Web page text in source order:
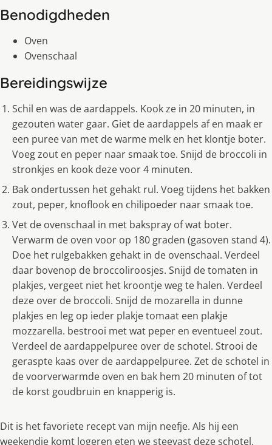
Benodigdheden
Oven
Ovenschaal
Bereidingswijze
Schil en was de aardappels. Kook ze in 20 minuten, in
gezouten water gaar. Giet de aardappels af en maak er
een puree van met de warme melk en het klontje boter.
Voeg zout en peper naar smaak toe. Snijd de broccoli in
stronkjes en kook deze voor 4 minuten.
Bak ondertussen het gehakt rul. Voeg tijdens het bakken
zout, peper, knoflook en chilipoeder naar smaak toe.
Vet de ovenschaal in met bakspray of wat boter.
Verwarm de oven voor op 180 graden (gasoven stand 4).
Doe het rulgebakken gehakt in de ovenschaal. Verdeel
daar bovenop de broccoliroosjes. Snijd de tomaten in
plakjes, vergeet niet het kroontje weg te halen. Verdeel
deze over de broccoli. Snijd de mozarella in dunne
plakjes en leg op ieder plakje tomaat een plakje
mozzarella. bestrooi met wat peper en eventueel zout.
Verdeel de aardappelpuree over de schotel. Strooi de
geraspte kaas over de aardappelpuree. Zet de schotel in
de voorverwarmde oven en bak hem 20 minuten of tot
de korst goudbruin en knapperig is.
Dit is het favoriete recept van mijn neefje. Als hij een
weekendje komt logeren eten we steevast deze schotel.